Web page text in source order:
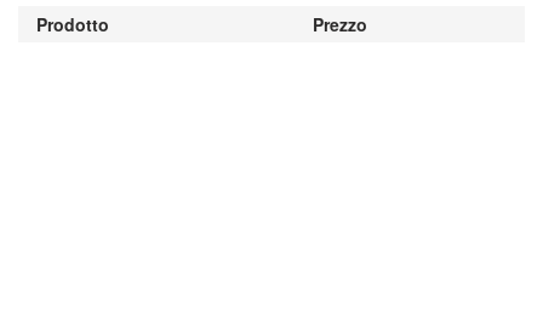
Prodotto Prezzo